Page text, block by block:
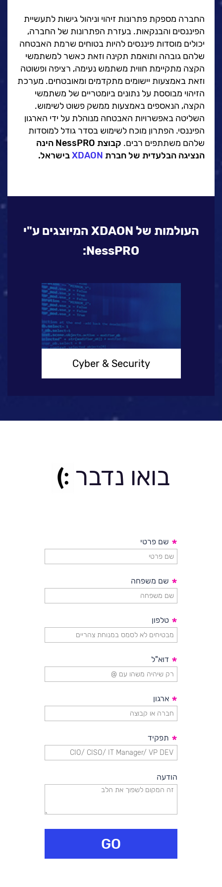
אירועים וכנסים
פודקאסט
נס בכותרות
וובינרים מומלצים
דברו איתנו
החברה מספקת פתרונות זיהוי וניהול גישות לתעשיית
הפיננסים והבנקאות. בעזרת הפתרונות של החברה,
יכולים מוסדות פיננסים להיות בטוחים שרמת האבטחה
שלהם גובהה ותואמת תקינה וזאת כאשר למשתמשי
הקצה מתקיימת חווית משתמש נעימה, רציפה ופשוטה
וזאת באמצעות יישומים מתקדמים ומאובטחים. מערכת
הזיהוי מבוססת על נתונים ביומטריים של משתמשי
הקצה, הנאספים באמצעות ממשק פשוט לשימוש.
השליטה באפשרויות האבטחה מנוהלת על ידי הארגון
הפיננסי. הפתרון מוכח לשימוש בסדר גודל למוסדות
שלהם משתתפים רבים.
קבוצת NessPRO הינה
הנציגה הבלעדית של חברת XDAONבישראל.
העולמות של XDAON המיוצגים ע"י
NessPRO:
Cyber & Security
בואו נדבר
שם פרטי *
שם משפחה *
טלפון *
דוא"ל *
ארגון *
תפקיד *
הודעה
GO